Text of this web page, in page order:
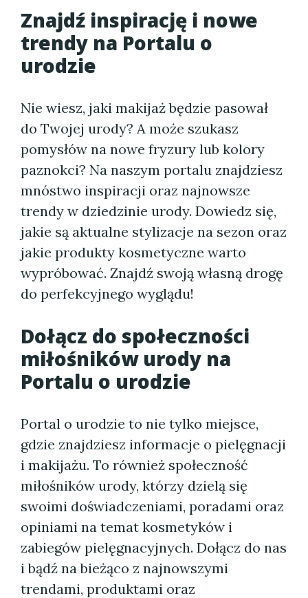
Znajdź inspirację i nowe
trendy na Portalu o
urodzie
Nie wiesz, jaki makijaż będzie pasował
do Twojej urody? A może szukasz
pomysłów na nowe fryzury lub kolory
paznokci? Na naszym portalu znajdziesz
mnóstwo inspiracji oraz najnowsze
trendy w dziedzinie urody. Dowiedz się,
jakie są aktualne stylizacje na sezon oraz
jakie produkty kosmetyczne warto
wypróbować. Znajdź swoją własną drogę
do perfekcyjnego wyglądu!
Dołącz do społeczności
miłośników urody na
Portalu o urodzie
Portal o urodzie to nie tylko miejsce,
gdzie znajdziesz informacje o pielęgnacji
i makijażu. To również społeczność
miłośników urody, którzy dzielą się
swoimi doświadczeniami, poradami oraz
opiniami na temat kosmetyków i
zabiegów pielęgnacyjnych. Dołącz do nas
i bądź na bieżąco z najnowszymi
trendami, produktami oraz